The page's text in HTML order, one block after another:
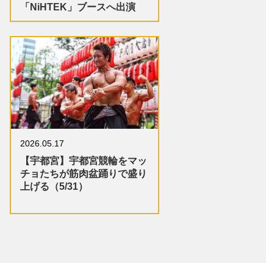
「NiHTEK」ブースへ出演
2026.05.17
【宇都宮】宇都宮競輪をマッ
チョたちが筋肉盆踊りで盛り
上げる（5/31）